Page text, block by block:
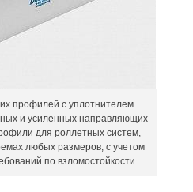
профилей с уплотнителем.
и усиленных направляющих
для роллетных систем,
любых размеров, с учетом
по взломостойкости.